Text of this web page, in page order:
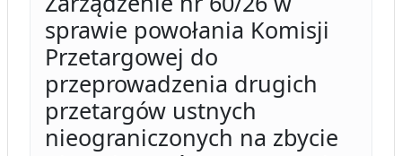
sprawie powołania Komisji
Przetargowej do
przeprowadzenia drugich
przetargów ustnych
nieograniczonych na zbycie